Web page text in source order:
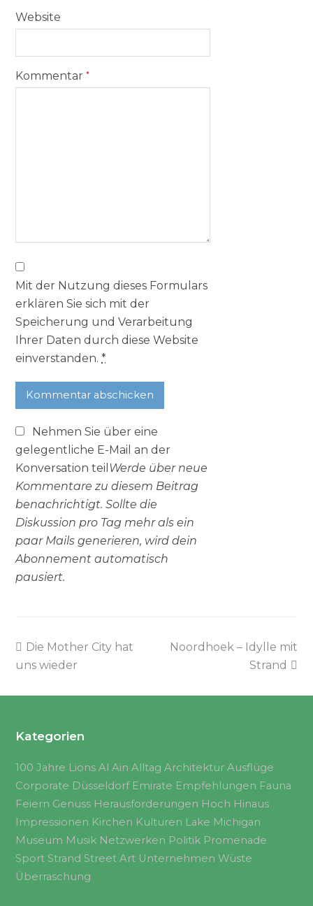
Website
Kommentar*
Mit der Nutzung dieses Formulars
erklären Sie sich mit der
Speicherung und Verarbeitung
Ihrer Daten durch diese Website
einverstanden.*
Nehmen Sie über eine
gelegentliche E-Mail an der
Konversation teil Werde über neue
Kommentare zu diesem Beitrag
benachrichtigt. Sollte die
Diskussion pro Tag mehr als ein
paar Mails generieren, wird dein
Abonnement automatisch
pausiert.
Die Mother City hat
uns wieder
Noordhoek – Idylle mit
Strand
Kategorien
100 Jahre Lions Al Ain Alltag Architektur Ausflüge
Corporate Düsseldorf Emirate Empfehlungen Fauna
Feiern Genuss Herausforderungen Hoch Hinaus
Impressionen Kirchen Kulturen Lake Michigan
Museum Musik Netzwerken Politik Promenade
Sport Strand Street Art Unternehmen Wüste
Überraschung